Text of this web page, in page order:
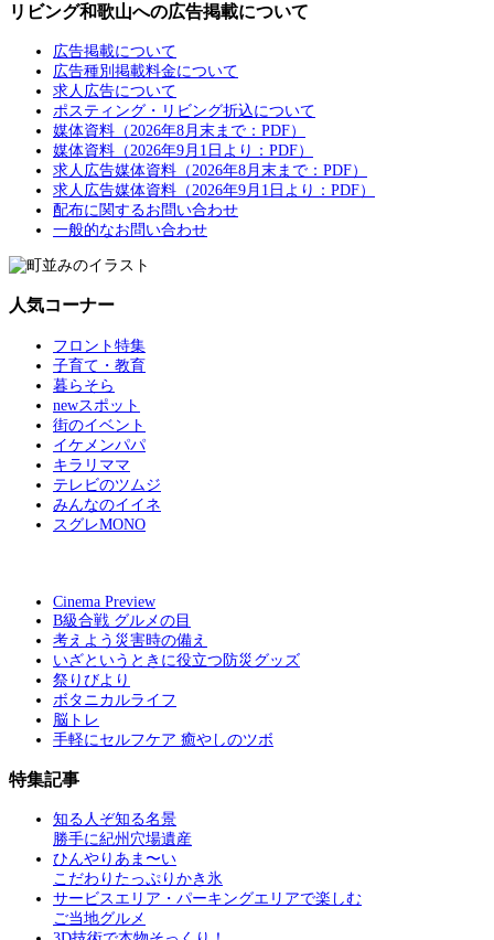
リビング和歌山への広告掲載について
広告掲載について
広告種別掲載料金について
求人広告について
ポスティング・リビング折込について
媒体資料（2026年8月末まで：PDF）
媒体資料（2026年9月1日より：PDF）
求人広告媒体資料（2026年8月末まで：PDF）
求人広告媒体資料（2026年9月1日より：PDF）
配布に関するお問い合わせ
一般的なお問い合わせ
人気コーナー
フロント特集
子育て・教育
暮らそら
newスポット
街のイベント
イケメンパパ
キラリママ
テレビのツムジ
みんなのイイネ
スグレMONO
Cinema Preview
B級合戦 グルメの目
考えよう災害時の備え
いざというときに役立つ防災グッズ
祭りびより
ボタニカルライフ
脳トレ
手軽にセルフケア 癒やしのツボ
特集記事
知る人ぞ知る名景
勝手に紀州穴場遺産
ひんやりあま〜い
こだわりたっぷりかき氷
サービスエリア・パーキングエリアで楽しむ
ご当地グルメ